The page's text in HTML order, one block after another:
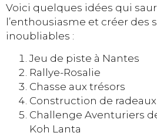
Voici quelques idées qui
l’enthousiasme et créer des
inoubliables :
Jeu de piste à Nantes
Rallye-Rosalie
Chasse aux trésors
Construction de radeaux
Challenge Aventuriers
Koh Lanta